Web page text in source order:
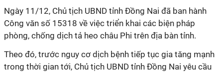
​Ngày 11/12, Chủ tịch UBND tỉnh Đồng Nai đã ban hành
Công văn số 15318 về việc triển khai các biện pháp
phòng, chống dịch tả heo châu Phi trên địa bàn tỉnh.
Theo đó, trước nguy cơ dịch bệnh tiếp tục gia tăng mạnh
trong thời gian tới, Chủ tịch UBND tỉnh Đồng Nai yêu cầu